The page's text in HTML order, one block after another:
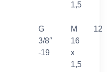
1,5
G
3/8″
-19
M
16
x
1,5
12